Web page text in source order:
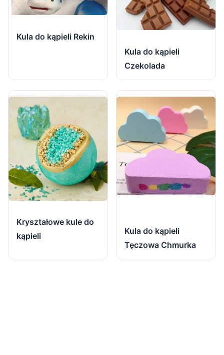
Kula do kąpieli Rekin
Kula do kąpieli
Czekolada
Kryształowe kule do
kąpieli
Kula do kąpieli
Tęczowa Chmurka